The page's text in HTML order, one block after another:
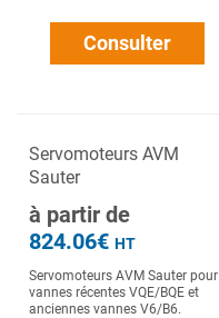
Consulter
Servomoteurs AVM
Sauter
à partir de
824.06€ HT
Servomoteurs AVM Sauter pour
vannes récentes VQE/BQE et
anciennes vannes V6/B6.